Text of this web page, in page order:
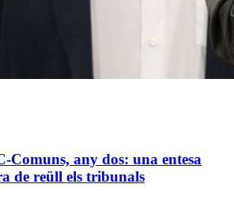
Comuns, any dos: una entesa
de reüll els tribunals